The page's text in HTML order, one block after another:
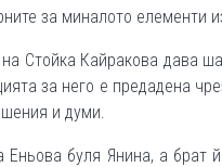
за миналото елементи
Стойка Кайракова дава
за него е предадена
и думи.
Еньова буля Янина, а брат